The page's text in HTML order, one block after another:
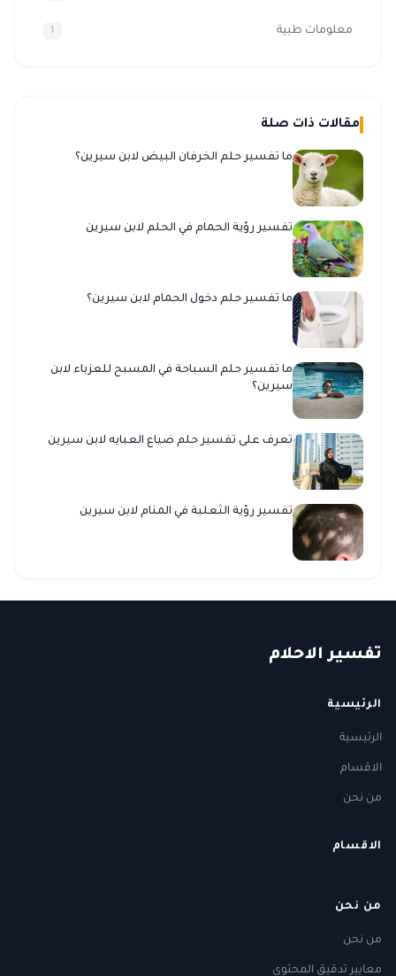
معلومات طبية 1
مقالات ذات صلة
ما تفسير حلم الخرفان البيض لابن سيرين؟
تفسير رؤية الحمام في الحلم لابن سيرين
ما تفسير حلم دخول الحمام لابن سيرين؟
ما تفسير حلم السباحة في المسبح للعزباء لابن
سيرين؟
تعرف على تفسير حلم ضياع العبايه لابن سيرين
تفسير رؤية الثعلبة في المنام لابن سيرين
تفسير الاحلام
الرئيسية
الرئيسية
الاقسام
من نحن
الاقسام
من نحن
من نحن
معايير تدقيق المحتوى